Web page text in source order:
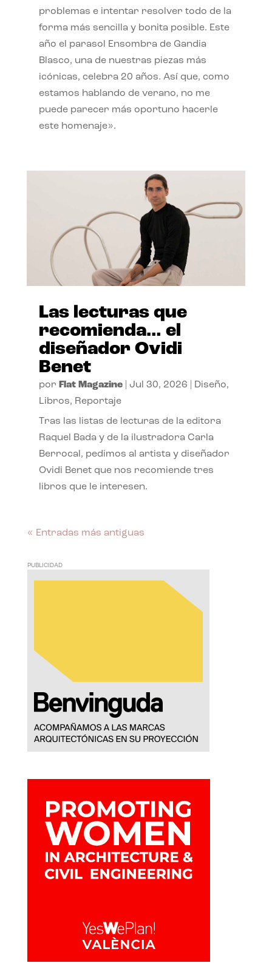
problemas e intentar resolver todo de la
forma más sencilla y bonita posible. Este
año el parasol Ensombra de Gandia
Blasco, una de nuestras piezas más
icónicas, celebra 20 años. Así que, como
estamos hablando de verano, no me
puede parecer más oportuno hacerle
este homenaje».
Las lecturas que
recomienda… el
diseñador Ovidi
Benet
por Flat Magazine| Jul 30, 2026 Diseño,
Libros, Reportaje
Tras las listas de lecturas de la editora
Raquel Bada y de la ilustradora Carla
Berrocal, pedimos al artista y diseñador
Ovidi Benet que nos recomiende tres
libros que le interesen.
« Entradas más antiguas
PUBLICIDAD